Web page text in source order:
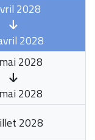
2028
2028
2028
2028
2028